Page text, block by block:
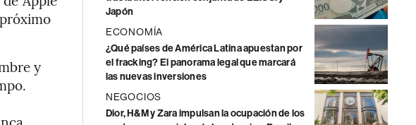
y
Japón
ECONOMÍA
¿Qué países de América Latina apuestan por
el fracking? El panorama legal que marcará
las nuevas inversiones
NEGOCIOS
Dior, H&M y Zara impulsan la ocupación de los